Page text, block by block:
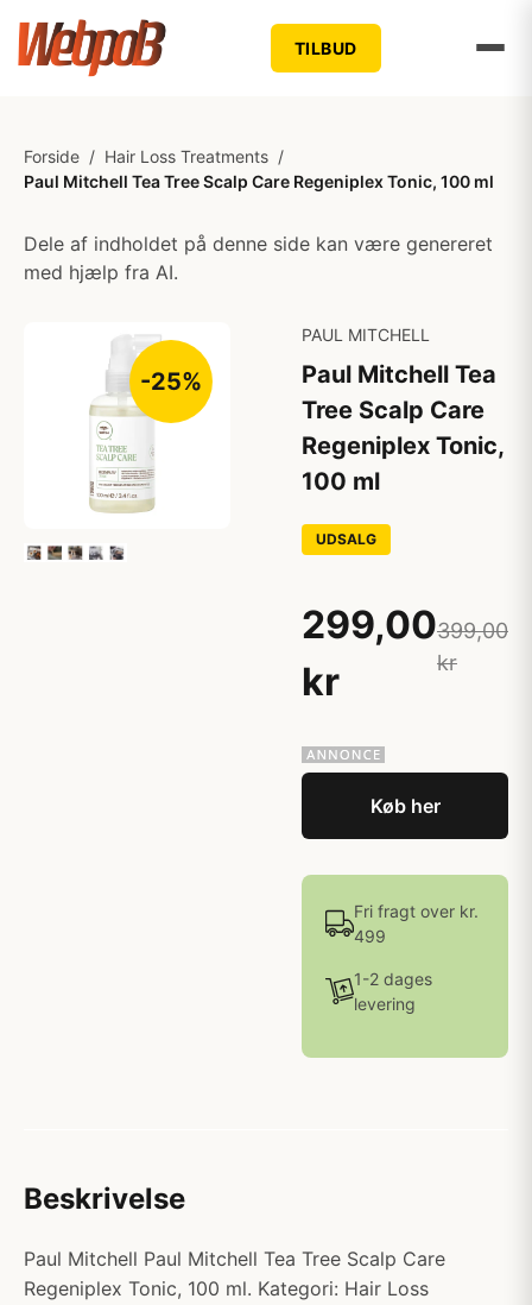
TILBUD
Forside / Hair Loss Treatments /
Paul Mitchell Tea Tree Scalp Care Regeniplex Tonic, 100 ml
Dele af indholdet på denne side kan være genereret
med hjælp fra AI.
-25%
PAUL MITCHELL
Paul Mitchell Tea
Tree Scalp Care
Regeniplex Tonic,
100 ml
UDSALG
299,00
kr
399,00
kr
Køb her
Fri fragt over kr.
499
1-2 dages
levering
Beskrivelse
Paul Mitchell Paul Mitchell Tea Tree Scalp Care
Regeniplex Tonic, 100 ml. Kategori: Hair Loss